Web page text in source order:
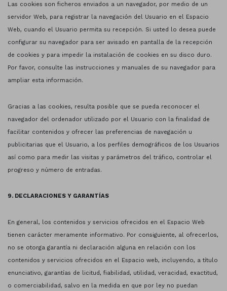
Las cookies son ficheros enviados a un navegador, por medio de un
servidor Web, para registrar la navegación del Usuario en el Espacio
Web, cuando el Usuario permita su recepción. Si usted lo desea puede
configurar su navegador para ser avisado en pantalla de la recepción
de cookies y para impedir la instalación de cookies en su disco duro.
Por favor, consulte las instrucciones y manuales de su navegador para
ampliar esta información.
Gracias a las cookies, resulta posible que se pueda reconocer el
navegador del ordenador utilizado por el Usuario con la finalidad de
facilitar contenidos y ofrecer las preferencias de navegación u
publicitarias que el Usuario, a los perfiles demográficos de los Usuarios
así como para medir las visitas y parámetros del tráfico, controlar el
progreso y número de entradas.
9. DECLARACIONES Y GARANTÍAS
En general, los contenidos y servicios ofrecidos en el Espacio Web
tienen carácter meramente informativo. Por consiguiente, al ofrecerlos,
no se otorga garantía ni declaración alguna en relación con los
contenidos y servicios ofrecidos en el Espacio web, incluyendo, a título
enunciativo, garantías de licitud, fiabilidad, utilidad, veracidad, exactitud,
o comerciabilidad, salvo en la medida en que por ley no puedan